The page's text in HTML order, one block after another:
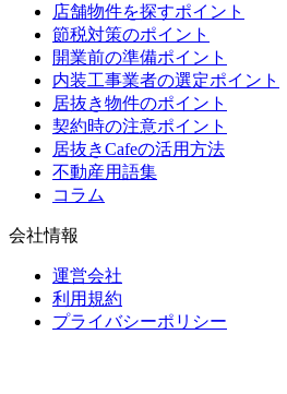
店舗物件を探すポイント
節税対策のポイント
開業前の準備ポイント
内装工事業者の選定ポイント
居抜き物件のポイント
契約時の注意ポイント
居抜きCafeの活用方法
不動産用語集
コラム
会社情報
運営会社
利用規約
プライバシーポリシー